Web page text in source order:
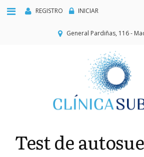
REGISTRO INICIAR
General Pardiñas, 116 -
Test de